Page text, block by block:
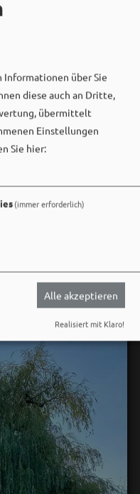
Informationen über Sie
diese auch an Dritte,
übermittelt
Einstellungen
Sie hier:
(immer erforderlich)
Alle akzeptieren
Realisiert mit Klaro!